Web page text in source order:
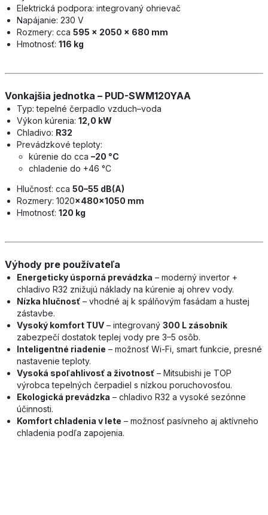
Elektrická podpora: integrovaný ohrievač
Napájanie: 230 V
Rozmery: cca 595 × 2050 × 680 mm
Hmotnosť: 116 kg
Vonkajšia jednotka – PUD-SWM120YAA
Typ: tepelné čerpadlo vzduch–voda
Výkon kúrenia: 12,0 kW
Chladivo: R32
Prevádzkové teploty:
kúrenie do cca –20 °C
chladenie do +46 °C
Hlučnosť: cca 50–55 dB(A)
Rozmery: 1020×480×1050 mm
Hmotnosť: 120 kg
Výhody pre používateľa
Energeticky úsporná prevádzka – moderný invertor +
chladivo R32 znižujú náklady na kúrenie aj ohrev vody.
Nízka hlučnosť – vhodné aj k spálňovým fasádam a hustej
zástavbe.
Vysoký komfort TUV – integrovaný 300 L zásobník
zabezpečí dostatok teplej vody pre 3–5 osôb.
Inteligentné riadenie – možnosť Wi-Fi, smart funkcie, presné
nastavenie teploty.
Vysoká spoľahlivosť a životnosť – Mitsubishi je TOP
výrobca tepelných čerpadiel s nízkou poruchovosťou.
Ekologická prevádzka – chladivo R32 a vysoké sezónne
účinnosti.
Komfort chladenia v lete – možnosť pasívneho aj aktívneho
chladenia podľa zapojenia.